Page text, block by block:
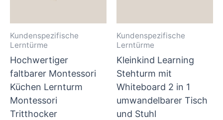
Kundenspezifische
Lerntürme
Hochwertiger
faltbarer Montessori
Küchen Lernturm
Montessori
Tritthocker
Kundenspezifische
Lerntürme
Kleinkind Learning
Stehturm mit
Whiteboard 2 in 1
umwandelbarer Tisch
und Stuhl